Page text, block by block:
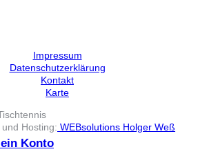
Impressum
Datenschutzerklärung
Kontakt
Karte
Hosting: WEBsolutions Holger Weß
Konto